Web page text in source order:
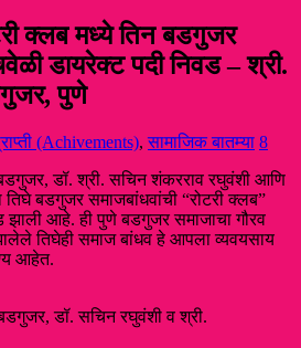
क्लब मध्ये तिन बडगुजर
डायरेक्ट पदी निवड – श्री.
पुणे
(Achivements),सामाजिक बातम्या 8
डॉ. श्री. सचिन शंकरराव रघुवंशी आणि
बडगुजर समाजबांधवांची “रोटरी क्लब”
झाली आहे. ही पुणे बडगुजर समाजाचा गौरव
तिघेही समाज बांधव हे आपला व्यवयसाय
आहेत.
डॉ. सचिन रघुवंशी व श्री.